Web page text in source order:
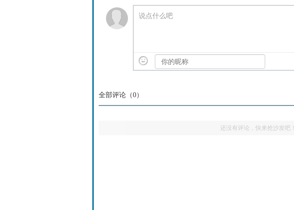
说点什么吧
全部评论（0）
还没有评论，快来抢沙发吧！